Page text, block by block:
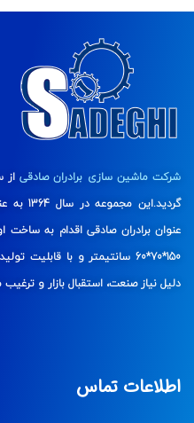
شرکت ماشین سازی برادران صادقی
عنوان برادران صادقی اقدام به
دلیل نیاز صنعت، استقبال بازار و ترغیب
اطلاعات تماس